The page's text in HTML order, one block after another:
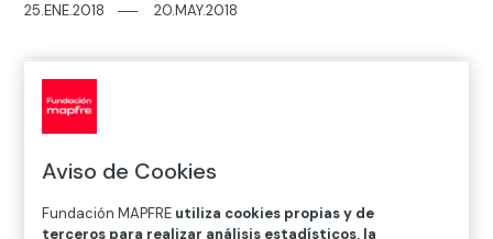
25.ENE.2018──20.MAY.2018
Dónde
Sala Bárbara de Braganza
Bárbara de Braganza, 13. 28004 Madrid
Aviso de Cookies
Fundación MAPFRE utiliza cookies propias y de
terceros para realizar análisis estadísticos, la